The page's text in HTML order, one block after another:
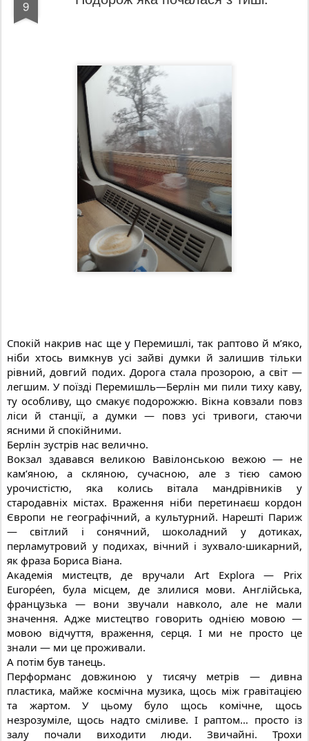
9
Спокій накрив нас ще у Перемишлі, так раптово й м’яко,
ніби хтось вимкнув усі зайві думки й залишив тільки
рівний, довгий подих. Дорога стала прозорою, а світ —
легшим. У поїзді Перемишль—Берлін ми пили тиху каву,
ту особливу, що смакує подорожжю. Вікна ковзали повз
ліси й станції, а думки — повз усі тривоги, стаючи
ясними й спокійними.
Берлін зустрів нас велично.
Вокзал здавався великою Вавілонською вежою — не
кам’яною, а скляною, сучасною, але з тією самою
урочистістю, яка колись вітала мандрівників у
стародавніх містах. Враження ніби перетинаєш кордон
Європи не географічний, а культурний. Нарешті Париж
— світлий і сонячний, шоколадний у дотиках,
перламутровий у подихах, вічний і зухвало-шикарний,
як фраза Бориса Віана.
Академія мистецтв, де вручали Art Explora — Prix
Européen, була місцем, де злилися мови. Англійська,
французька — вони звучали навколо, але не мали
значення. Адже мистецтво говорить однією мовою —
мовою відчуття, враження, серця. І ми не просто це
знали — ми це проживали.
А потім був танець.
Перформанс довжиною у тисячу метрів — дивна
пластика, майже космічна музика, щось між гравітацією
та жартом. У цьому було щось комічне, щось
незрозуміле, щось надто сміливе. І раптом… просто із
залу почали виходити люди. Звичайні. Трохи